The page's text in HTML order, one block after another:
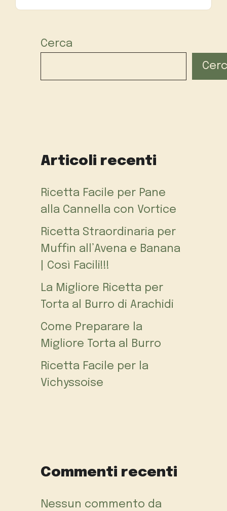
Cerca
Articoli recenti
Ricetta Facile per Pane
alla Cannella con Vortice
Ricetta Straordinaria per
Muffin all’Avena e Banana
| Così Facili!!!
La Migliore Ricetta per
Torta al Burro di Arachidi
Come Preparare la
Migliore Torta al Burro
Ricetta Facile per la
Vichyssoise
Commenti recenti
Nessun commento da